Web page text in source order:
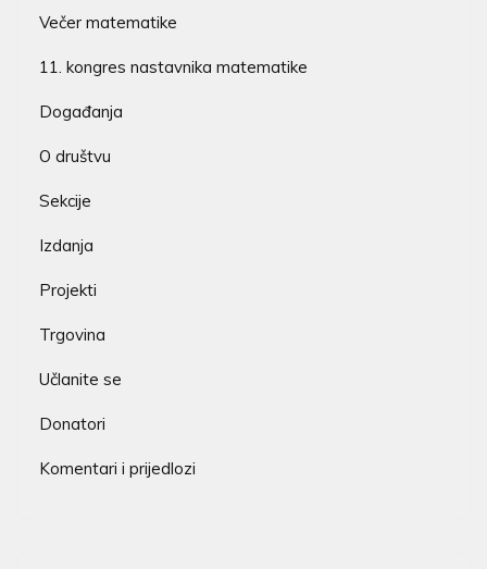
Večer matematike
11. kongres nastavnika matematike
Događanja
O društvu
Sekcije
Izdanja
Projekti
Trgovina
Učlanite se
Donatori
Komentari i prijedlozi